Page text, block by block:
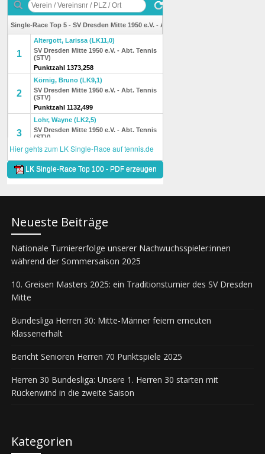
Neueste Beiträge
Nationale Turniererfolge unserer Nachwuchsspieler:innen
während der Sommersaison 2025
10. Greisen Masters 2025: ein Traditionsturnier des SV Dresden
Mitte
Bundesliga Herren 30: Mitte-Männer feiern erneuten
Klassenerhalt
Bericht Senioren Herren 70 Punktspiele 2025
Herren 30 Bundesliga: Unsere 1. Herren 30 starten mit
Rückenwind in die zweite Saison
Kategorien